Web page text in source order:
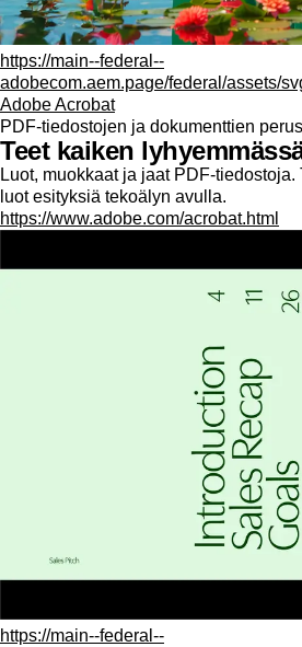
https://main--federal--
adobecom.aem.page/federal/assets/
Adobe Acrobat
PDF-tiedostojen ja dokumenttien
Teet kaiken
Luot, muokkaat ja jaat PDF-tiedostoja.
luot esityksiä tekoälyn avulla.
https://www.adobe.com/acrobat.html
https://main--federal--